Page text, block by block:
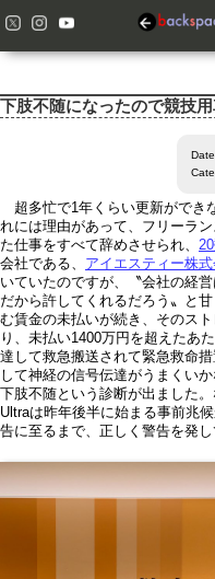
下肢不随になったので競技
超多忙で1年くらい更新ができ
れには理由があって、フリーラ
た仕事をすべて辞めさせられ、
会社である、 アイエスティー株式
いていたのですが、〝会社の経
だから許してくれるだろう〟と
む賃金の未払いが続き、そのス
り、未払い1400万円を超えたあ
達して救急搬送されて緊急救命
して神経の信号伝達がうまくいか
下肢不随という診断が出ました
Ultraは昨年後半に始まる事前兆
告に至るまで、正しく警告を発し